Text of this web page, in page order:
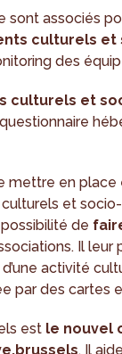
sont associés
culturels
des
culturels et
mettre en place
et
de
Il leur
activité
par des cartes
est le nouvel
. Il